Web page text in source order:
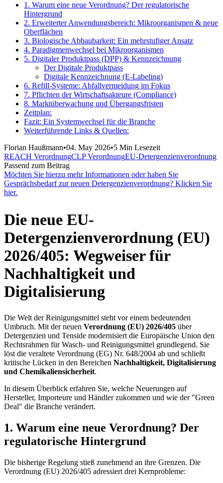
1. Warum eine neue Verordnung? Der regulatorische
Hintergrund
2. Erweiterter Anwendungsbereich: Mikroorganismen & neue
Oberflächen
3. Biologische Abbaubarkeit: Ein mehrstufiger Ansatz
4. Paradigmenwechsel bei Mikroorganismen
5. Digitaler Produktpass (DPP) & Kennzeichnung
Der Digitale Produktpass
Digitale Kennzeichnung (E-Labeling)
6. Refill-Systeme: Abfallvermeidung im Fokus
7. Pflichten der Wirtschaftsakteure (Compliance)
8. Marktüberwachung und Übergangsfristen
Zeitplan:
Fazit: Ein Systemwechsel für die Branche
Weiterführende Links & Quellen:
Florian Haußmann•04. May 2026•5 Min Lesezeit
REACH VerordnungCLP VerordnungEU-Detergenzienverordnung
Passend zum Beitrag
Möchten Sie hierzu mehr Informationen oder haben Sie
Gesprächsbedarf zur neuen Detergenzienverordnung? Klicken Sie
hier.
Die neue EU-
Detergenzienverordnung (EU)
2026/405: Wegweiser für
Nachhaltigkeit und
Digitalisierung
Die Welt der Reinigungsmittel steht vor einem bedeutenden
Umbruch. Mit der neuen Verordnung (EU) 2026/405 über
Detergenzien und Tenside modernisiert die Europäische Union den
Rechtsrahmen für Wasch- und Reinigungsmittel grundlegend. Sie
löst die veraltete Verordnung (EG) Nr. 648/2004 ab und schließt
kritische Lücken in den Bereichen Nachhaltigkeit, Digitalisierung
und Chemikaliensicherheit.
In diesem Überblick erfahren Sie, welche Neuerungen auf
Hersteller, Importeure und Händler zukommen und wie der "Green
Deal" die Branche verändert.
1. Warum eine neue Verordnung? Der
regulatorische Hintergrund
Die bisherige Regelung stieß zunehmend an ihre Grenzen. Die
Verordnung (EU) 2026/405 adressiert drei Kernprobleme: